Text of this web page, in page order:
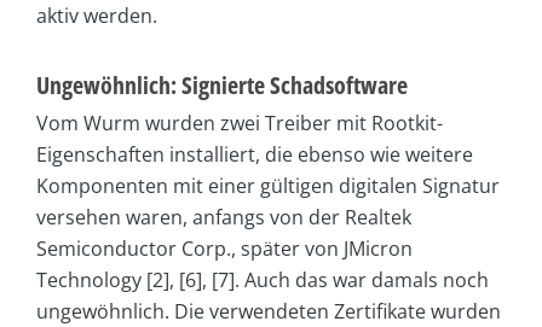
aktiv werden.
Ungewöhnlich: Signierte Schadsoftware
Vom Wurm wurden zwei Treiber mit Rootkit-
Eigenschaften installiert, die ebenso wie weitere
Komponenten mit einer gültigen digitalen Signatur
versehen waren, anfangs von der Realtek
Semiconductor Corp., später von JMicron
Technology [2], [6], [7]. Auch das war damals noch
ungewöhnlich. Die verwendeten Zertifikate wurden